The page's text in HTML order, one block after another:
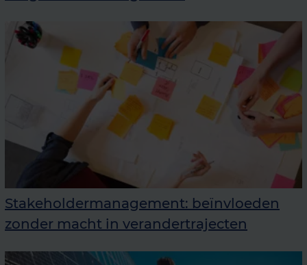
Stakeholdermanagement: beïnvloeden
zonder macht in verandertrajecten